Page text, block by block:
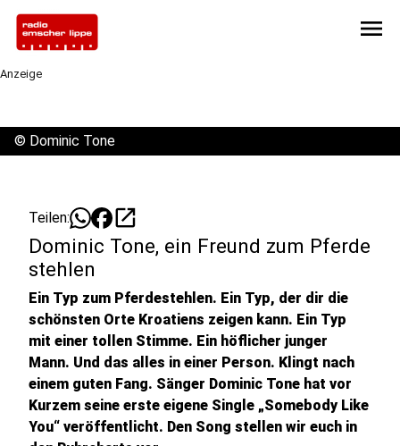
menu
Anzeige
© Dominic Tone
Teilen: open_in_new
Dominic Tone, ein Freund zum Pferde
stehlen
Ein Typ zum Pferdestehlen. Ein Typ, der dir die
schönsten Orte Kroatiens zeigen kann. Ein Typ
mit einer tollen Stimme. Ein höflicher junger
Mann. Und das alles in einer Person. Klingt nach
einem guten Fang. Sänger Dominic Tone hat vor
Kurzem seine erste eigene Single „Somebody Like
You“ veröffentlicht. Den Song stellen wir euch in